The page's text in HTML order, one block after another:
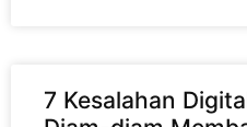
7 Kesalahan